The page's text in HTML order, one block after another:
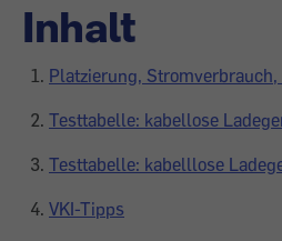
Inhalt
Platzierung, Stromverbrauch,
Testtabelle: kabellose
Testtabelle: kabelllose
VKI-Tipps